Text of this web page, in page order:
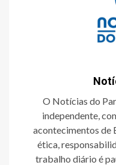
O Notícias do
independente,
acontecimentos de
ética,
trabalho diário é